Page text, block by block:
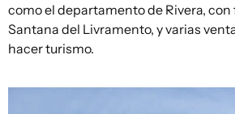
como el departamento de Rivera, con
Santana del Livramento, y varias
hacer turismo.